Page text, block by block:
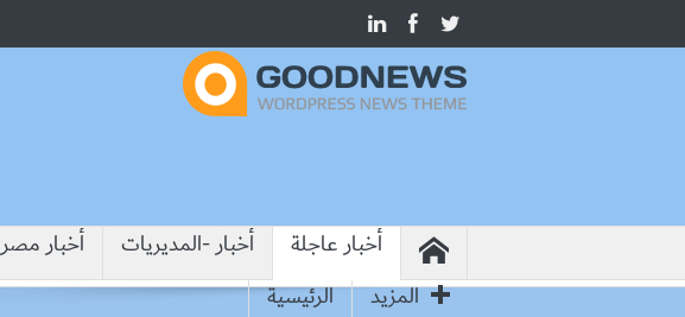
أخبار عاجلة أخبار -المديريات أخبار مصر
المزيد
الرئيسية